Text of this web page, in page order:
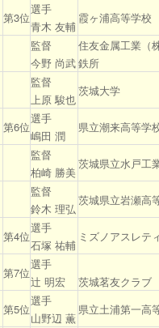
第3位
選手
青木 友輔
霞ヶ浦高等学校
監督
今野 尚武
住友金属工業（
鉄所
監督
上原 駿也
茨城大学
第6位
選手
嶋田 潤
県立潮来高等学
監督
柏崎 勝美
茨城県立水戸工
監督
鈴木 理弘
茨城県立岩瀬高
第4位
選手
石塚 祐輔
ミズノアスレテ
第7位
選手
辻 明宏
茨城茗友クラブ
第5位
選手
山野辺 薫
県立土浦第一高